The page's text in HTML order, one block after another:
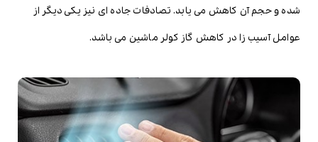
شده و حجم آن کاهش می یابد. تصادفات جاده ای نیز یکی دیگر از
عوامل آسیب زا در کاهش گاز کولر ماشین می باشد.